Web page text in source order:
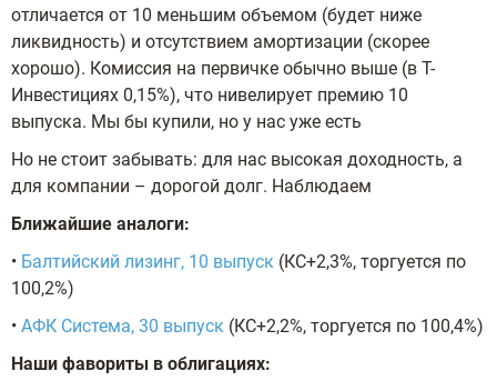
отличается от 10 меньшим объемом (будет ниже
ликвидность) и отсутствием амортизации (скорее
хорошо). Комиссия на первичке обычно выше (в Т-
Инвестициях 0,15%), что нивелирует премию 10
выпуска. Мы бы купили, но у нас уже есть
Но не стоит забывать: для нас высокая доходность, а
для компании – дорогой долг. Наблюдаем
Ближайшие аналоги:
• Балтийский лизинг, 10 выпуск (КС+2,3%, торгуется по
100,2%)
• АФК Система, 30 выпуск (КС+2,2%, торгуется по 100,4%)
Наши фавориты в облигациях: